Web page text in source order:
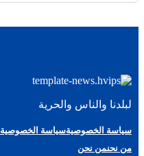
لبلدنا والناس والحرية
سياسة الخصوصيةسياسة الخصوصية
من نحنمن نحن